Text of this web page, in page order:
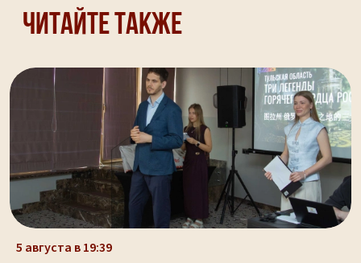
Читайте также
5 августа в 19:39